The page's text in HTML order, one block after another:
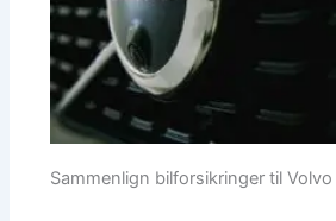
Sammenlign bilforsikringer til Volvo